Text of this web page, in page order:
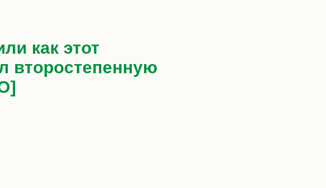
как этот
второстепенную